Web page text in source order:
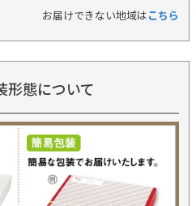
お届けできない地域はこちら
形態について